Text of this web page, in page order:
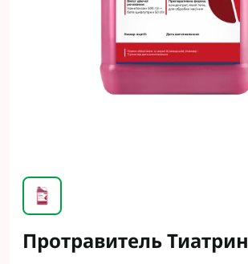
Протравитель Тиатрин